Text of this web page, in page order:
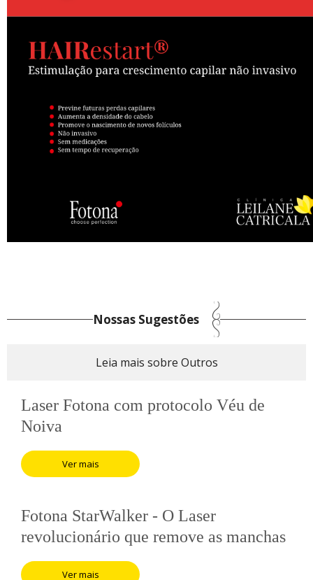
Nossas Sugestões
Leia mais sobre Outros
Laser Fotona com protocolo Véu de
Noiva
Ver mais
Fotona StarWalker - O Laser
revolucionário que remove as manchas
da pele
Ver mais